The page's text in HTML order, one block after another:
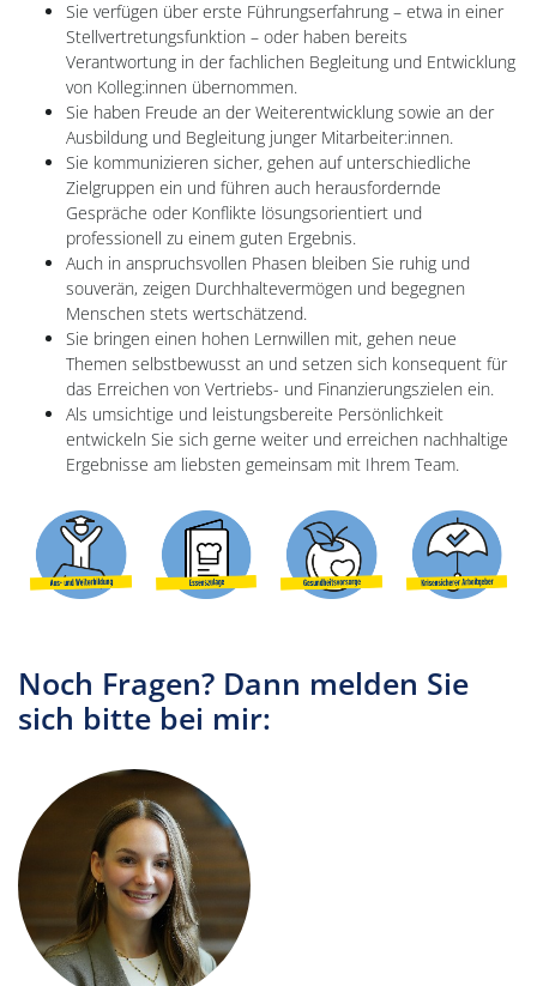
Sie verfügen über erste Führungserfahrung – etwa in einer
Stellvertretungsfunktion – oder haben bereits
Verantwortung in der fachlichen Begleitung und Entwicklung
von Kolleg:innen übernommen.
Sie haben Freude an der Weiterentwicklung sowie an der
Ausbildung und Begleitung junger Mitarbeiter:innen.
Sie kommunizieren sicher, gehen auf unterschiedliche
Zielgruppen ein und führen auch herausfordernde
Gespräche oder Konflikte lösungsorientiert und
professionell zu einem guten Ergebnis.
Auch in anspruchsvollen Phasen bleiben Sie ruhig und
souverän, zeigen Durchhaltevermögen und begegnen
Menschen stets wertschätzend.
Sie bringen einen hohen Lernwillen mit, gehen neue
Themen selbstbewusst an und setzen sich konsequent für
das Erreichen von Vertriebs- und Finanzierungszielen ein.
Als umsichtige und leistungsbereite Persönlichkeit
entwickeln Sie sich gerne weiter und erreichen nachhaltige
Ergebnisse am liebsten gemeinsam mit Ihrem Team.
Noch Fragen? Dann melden Sie
sich bitte bei mir: